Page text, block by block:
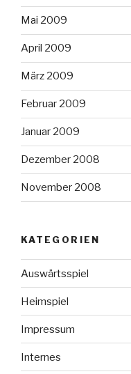
Mai 2009
April 2009
März 2009
Februar 2009
Januar 2009
Dezember 2008
November 2008
KATEGORIEN
Auswärtsspiel
Heimspiel
Impressum
Internes